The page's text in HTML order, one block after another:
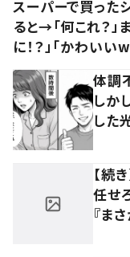
スーパーで買った
ると→「何これ？
に！？」「かわいい
体調
しか
した
【続
任せ
『ま